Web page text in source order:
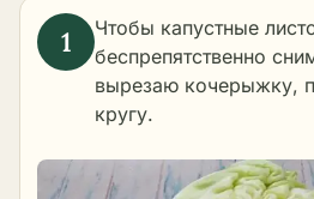
Чтобы капустные
беспрепятственно
вырезаю кочерыжку,
кругу.